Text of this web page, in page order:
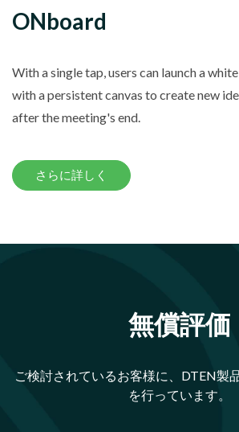
ONboard
With a single tap, users can launch a
with a persistent canvas to create new
after the meeting's end.
さらに詳しく
無償評価
ご検討されているお客様に、DTEN製
を行っています。